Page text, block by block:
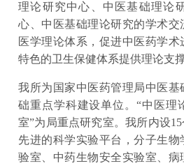
理论研究中心、中医基础理论
心、中医基础理论研究的学术交
医学理论体系，促进中医药学术
特色的卫生保健体系提供理论支撑
我所为国家中医药管理局中医基
础重点学科建设单位。“中医理
室”为局重点研究室。我所内设
先进的科学实验平台，分子生
验室、中药生物安全实验室、